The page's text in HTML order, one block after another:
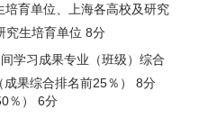
培育单位、上海各高校及研究
究生培育单位 8分
学习成果专业（班级）综合
果综合排名前25％） 8分
％） 6分